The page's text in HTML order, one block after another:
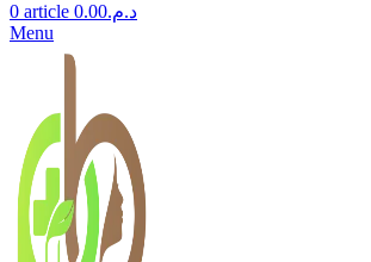
0 article د.م.0.00
Menu